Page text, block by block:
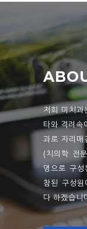
저희 미치과
타와 격려속
과로 자리매
(치의학 전
명으로 구
참된 구성
다 하겠습니